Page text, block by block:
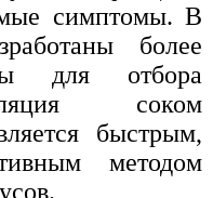
симптомы. В
более
для отбора
соком
быстрым,
методом